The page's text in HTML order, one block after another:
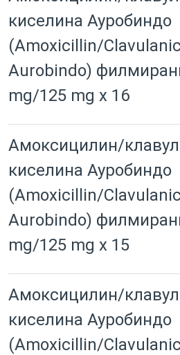
киселина Ауробиндо
(Amoxicillin/
Aurobindo)
mg/125 mg x 16
Амоксицилин/
киселина Ауробиндо
(Amoxicillin/
Aurobindo)
mg/125 mg x 15
Амоксицилин/
киселина Ауробиндо
(Amoxicillin/